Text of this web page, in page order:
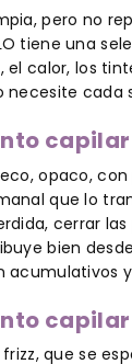
pero no
tiene una
el calor, los
necesite cada
opaco,
que lo
cerrar
bien
acumulativos
capilar
frizz, que se